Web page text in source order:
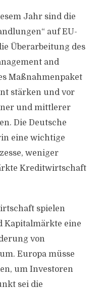
Jahr sind die
auf EU-
Überarbeitung des
and
Maßnahmenpaket
stärken und vor
und mittlerer
Die Deutsche
eine wichtige
weniger
Kreditwirtschaft
spielen
Kapitalmärkte eine
von
Europa müsse
um Investoren
sei die